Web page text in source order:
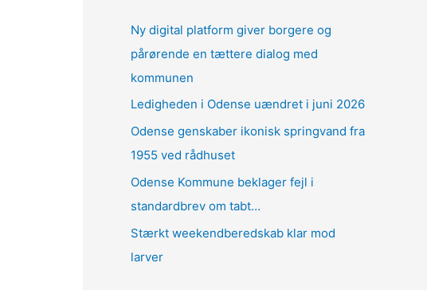
Ny digital platform giver borgere og
pårørende en tættere dialog med
kommunen
Ledigheden i Odense uændret i juni 2026
Odense genskaber ikonisk springvand fra
1955 ved rådhuset
Odense Kommune beklager fejl i
standardbrev om tabt…
Stærkt weekendberedskab klar mod
larver